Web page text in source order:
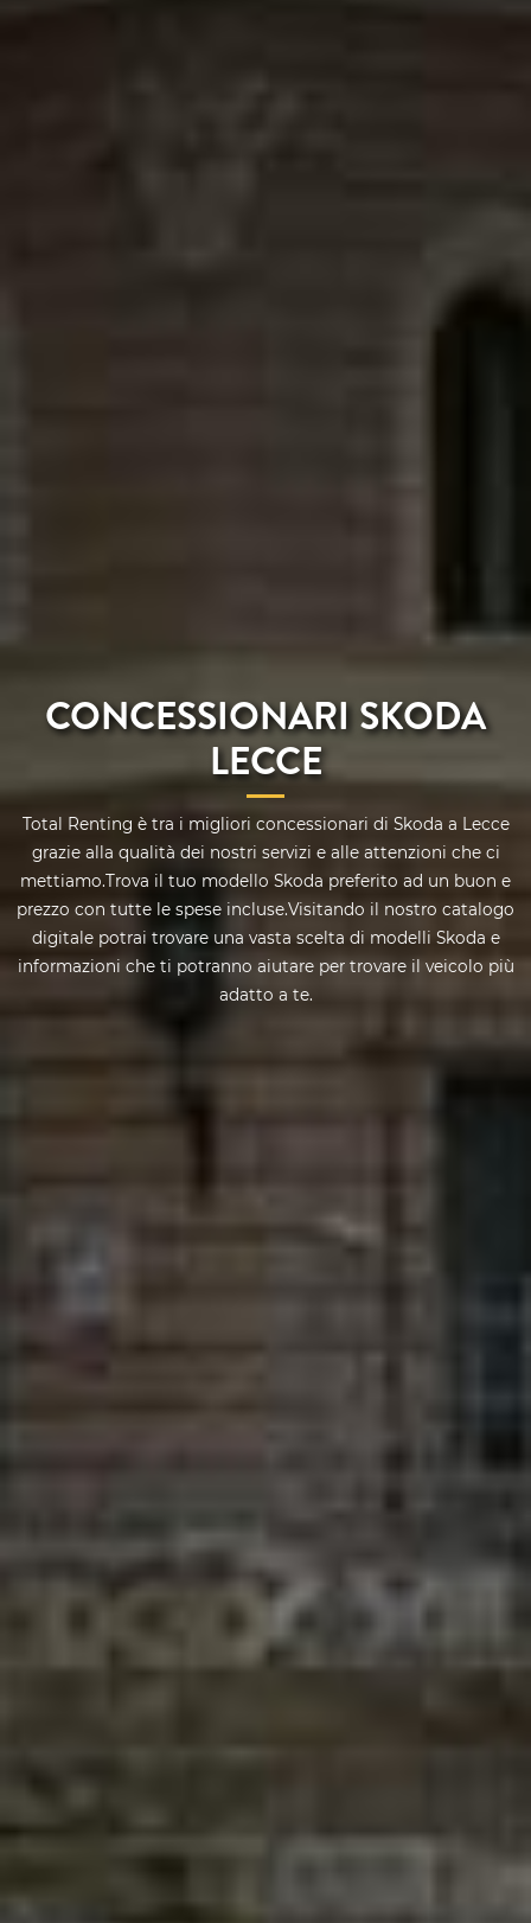
CONCESSIONARI SKODA
LECCE
Total Renting è tra i migliori concessionari di Skoda a Lecce
grazie alla qualità dei nostri servizi e alle attenzioni che ci
mettiamo.Trova il tuo modello Skoda preferito ad un buon e
prezzo con tutte le spese incluse.Visitando il nostro catalogo
digitale potrai trovare una vasta scelta di modelli Skoda e
informazioni che ti potranno aiutare per trovare il veicolo più
adatto a te.